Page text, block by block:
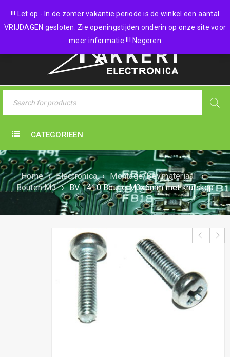
!!! Let op - In de zomer vakantie periode is de winkel een aantal
VRIJDAGEN gesloten. Zie openingstijden onderin op onze site voor
meer informatie !!! Negeren
0 items - €0,00
CATEGORIEËN
Home › Electronica › Montage/Bev.materiaal ›
Bouten M3 › BV 1410 Boutje M3x6mm met kruiskop